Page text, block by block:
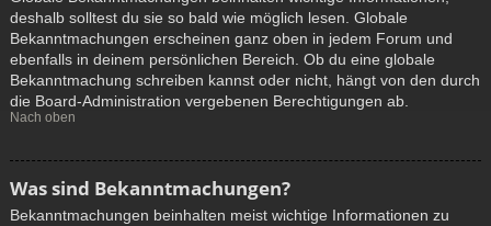
deshalb solltest du sie so bald wie möglich lesen. Globale
Bekanntmachungen erscheinen ganz oben in jedem Forum und
ebenfalls in deinem persönlichen Bereich. Ob du eine globale
Bekanntmachung schreiben kannst oder nicht, hängt von den durch
die Board-Administration vergebenen Berechtigungen ab.
Nach oben
Was sind Bekanntmachungen?
Bekanntmachungen beinhalten meist wichtige Informationen zu